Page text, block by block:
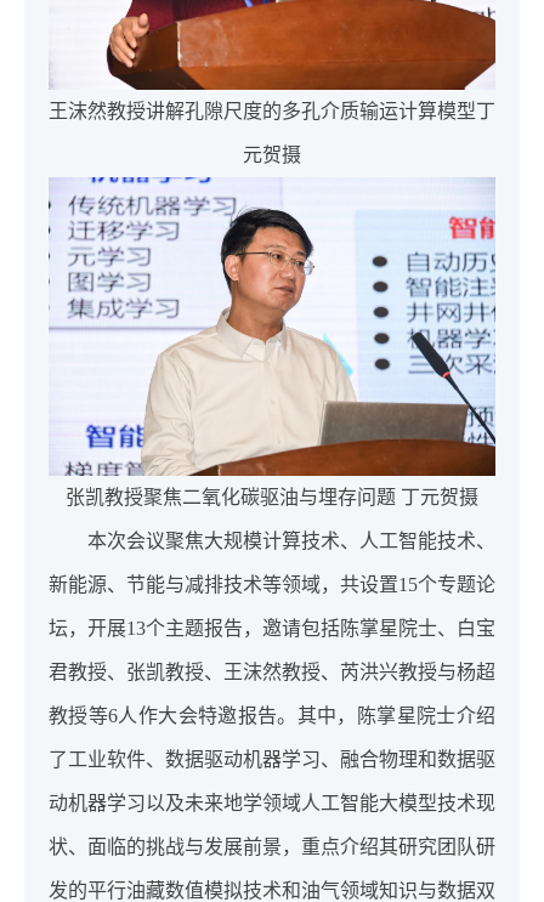
王沫然教授讲解孔隙尺度的多孔介质输运计算模型丁
元贺摄
张凯教授聚焦二氧化碳驱油与埋存问题 丁元贺摄
本次会议聚焦大规模计算技术、人工智能技术、
新能源、节能与减排技术等领域，共设置15个专题论
坛，开展13个主题报告，邀请包括陈掌星院士、白宝
君教授、张凯教授、王沫然教授、芮洪兴教授与杨超
教授等6人作大会特邀报告。其中，陈掌星院士介绍
了工业软件、数据驱动机器学习、融合物理和数据驱
动机器学习以及未来地学领域人工智能大模型技术现
状、面临的挑战与发展前景，重点介绍其研究团队研
发的平行油藏数值模拟技术和油气领域知识与数据双